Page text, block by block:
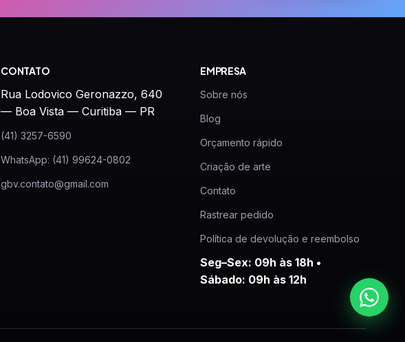
CONTATO
Rua Lodovico Geronazzo, 640
— Boa Vista — Curitiba — PR
(41) 3257-6590
WhatsApp: (41) 99624-0802
gbv.contato@gmail.com
EMPRESA
Sobre nós
Blog
Orçamento rápido
Criação de arte
Contato
Rastrear pedido
Política de devolução e reembolso
Seg–Sex: 09h às 18h •
Sábado: 09h às 12h